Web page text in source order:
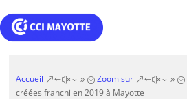
Accueil &#x39; Zoom sur &#x39;
créées franchi en 2019 à Mayotte